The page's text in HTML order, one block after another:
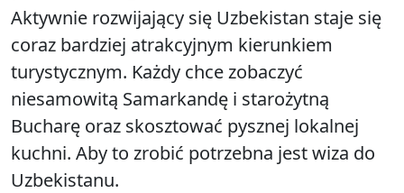
Aktywnie rozwijający się Uzbekistan staje się
coraz bardziej atrakcyjnym kierunkiem
turystycznym. Każdy chce zobaczyć
niesamowitą Samarkandę i starożytną
Bucharę oraz skosztować pysznej lokalnej
kuchni. Aby to zrobić potrzebna jest wiza do
Uzbekistanu.